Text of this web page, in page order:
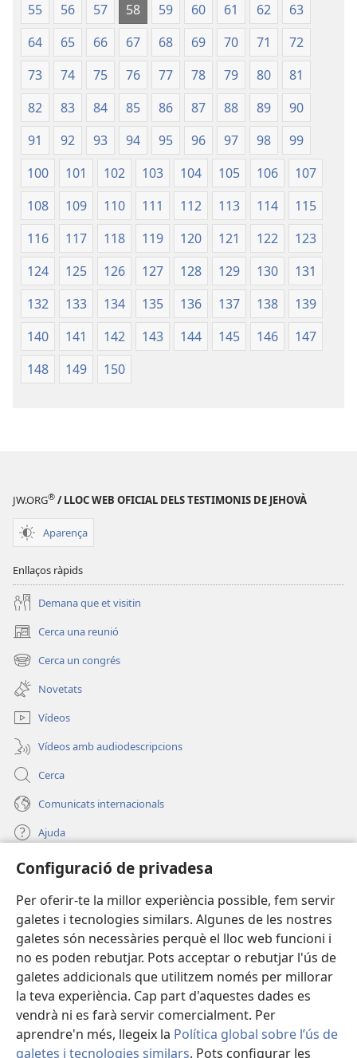
Configuració de privadesa
Per oferir-te la millor experiència possible, fem servir
galetes i tecnologies similars. Algunes de les nostres
galetes són necessàries perquè el lloc web funcioni i
no es poden rebutjar. Pots acceptar o rebutjar l'ús de
galetes addicionals que utilitzem només per millorar
la teva experiència. Cap part d'aquestes dades es
vendrà ni es farà servir comercialment. Per
aprendre'n més, llegeix la Política global sobre l’ús de
galetes i tecnologies similars. Pots configurar les
55
56 57 58 59 60 61 62
63
64
65 66 67 68 69 70 71
72
73
74 75 76 77 78 79 80
81
82
83 84 85 86 87 88 89
90
91
92 93 94 95 96 97 98
99
100
101 102 103 104 105 106
107
108
109 110 111 112 113 114
115
116
117 118 119 120 121 122
123
124
125 126 127 128 129 130
131
132
133 134 135 136 137 138
139
140
141 142 143 144 145 146
147
148
149 150
JW.ORG® / LLOC WEB OFICIAL DELS TESTIMONIS DE JEHOVÀ
Aparença
Enllaços ràpids
Demana que et visitin
Cerca una reunió
(obre
una
finestra
nova)
Cerca un congrés
(obre
una
finestra
nova)
Novetats
Vídeos
Vídeos amb audiodescripcions
Cerca
Comunicats internacionals
Ajuda
Donacions
una
finestra
nova)
BIBLIOTECA EN LÍNIA Watchtower™
(obre
una
finestra
nova)
JW Hub
(obre
una
finestra
nova)
®